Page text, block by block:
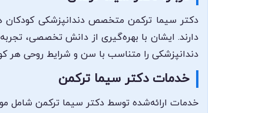
دکتر سیما ترکمن متخصص دندانپزشکی
دارند. ایشان با بهره‌گیری از دانش تخصصی،
دندانپزشکی را متناسب با سن و شرایط روحی هر
خدمات دکتر سیما ترکمن
خدمات ارائه‌شده توسط دکتر سیما ترکمن شامل